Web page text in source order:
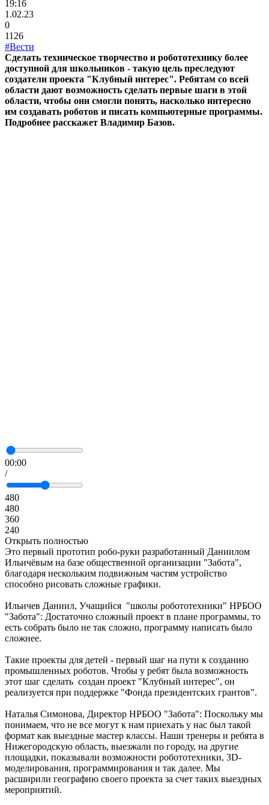
19:16
1.02.23
0
1126
#Вести
Сделать техническое творчество и робототехнику более
доступной для школьников - такую цель преследуют
создатели проекта "Клубный интерес". Ребятам со всей
области дают возможность сделать первые шаги в этой
области, чтобы они смогли понять, насколько интересно
им создавать роботов и писать компьютерные программы.
Подробнее расскажет Владимир Базов.
00:00
/
480
480
360
240
Открыть полностью
Это первый прототип робо-руки разработанный Даниилом
Ильичёвым на базе общественной организации "Забота",
благодаря нескольким подвижным частям устройство
способно рисовать сложные графики.
Ильичев Даниил, Учащийся "школы робототехники" НРБОО
"Забота": Достаточно сложный проект в плане программы, то
есть собрать было не так сложно, программу написать было
сложнее.
Такие проекты для детей - первый шаг на пути к созданию
промышленных роботов. Чтобы у ребят была возможность
этот шаг сделать создан проект "Клубный интерес", он
реализуется при поддержке "Фонда президентских грантов".
Наталья Симонова, Директор НРБОО "Забота": Поскольку мы
понимаем, что не все могут к нам приехать у нас был такой
формат как выездные мастер классы. Наши тренеры и ребята в
Нижегородскую область, выезжали по городу, на другие
площадки, показывали возможности робототехники, 3D-
моделирования, программирования и так далее. Мы
расширили географию своего проекта за счет таких выездных
мероприятий.